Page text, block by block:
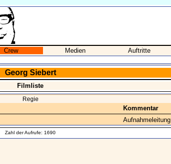
Crew Medien Auftritte
Georg Siebert
Filmliste
Regie
Kommentar
Aufnahmeleitung
Zahl der Aufrufe: 1690